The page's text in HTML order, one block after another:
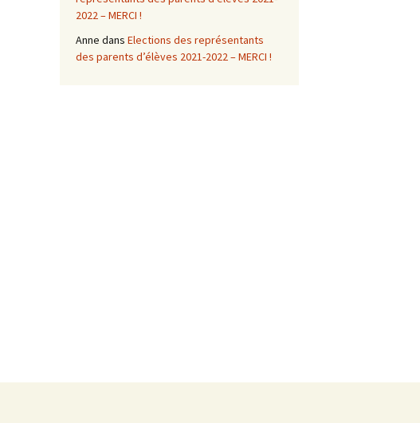
2022 – MERCI !
Anne dans Elections des représentants
des parents d’élèves 2021-2022 – MERCI !